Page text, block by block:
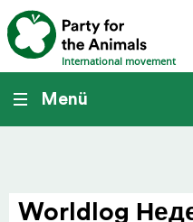
International movement
Menü
Worldlog